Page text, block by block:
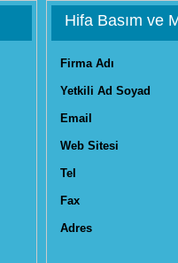
Hifa Basım ve
Firma Adı
Yetkili Ad Soyad
Email
Web Sitesi
Tel
Fax
Adres